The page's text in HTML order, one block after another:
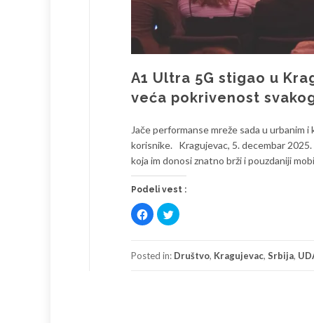
A1 Ultra 5G stigao u
veća pokrivenost
Jače performanse mreže sada u urbanim
korisnike. Kragujevac, 5. decembar
koja im donosi znatno brži i pouzdaniji
Podeli vest :
Click
to
share
(Opens
in
Click
to
(Opens
in
Posted in: Društvo, Kragujevac, Srbija,